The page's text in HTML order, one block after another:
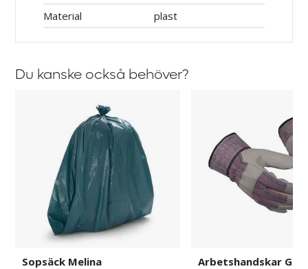
Material plast
Du kanske också behöver?
Sopsäck Melina
Arbetshandskar